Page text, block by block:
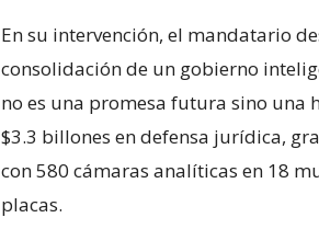
En su intervención, el mandatario
consolidación de un gobierno
no es una promesa futura sino una
$3.3 billones en defensa jurídica,
con 580 cámaras analíticas en 18
placas.